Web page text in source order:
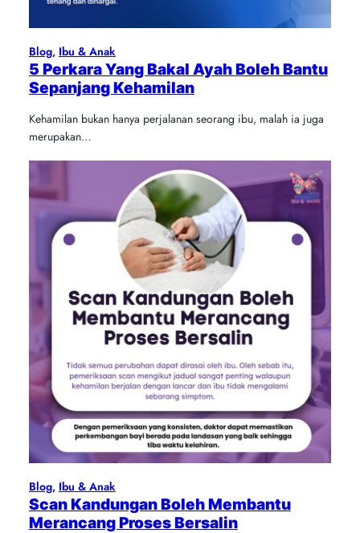
Blog, Ibu & Anak
5 Perkara Yang Bakal Ayah Boleh Bantu
Sepanjang Kehamilan
Kehamilan bukan hanya perjalanan seorang ibu, malah ia juga
merupakan…
Blog, Ibu & Anak
Scan Kandungan Boleh Membantu
Merancang Proses Bersalin